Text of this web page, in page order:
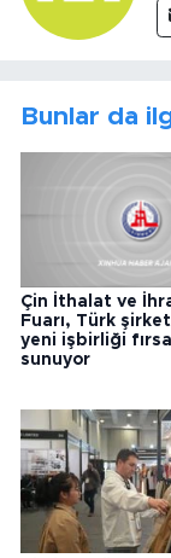
Bunlar da
Çin İthalat ve
Fuarı, Türk
yeni işbirliği
sunuyor